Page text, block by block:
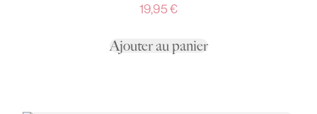
19,95€
Ajouter au panier